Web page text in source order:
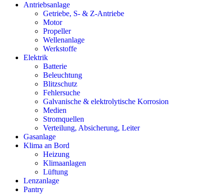
Antriebsanlage
Getriebe, S- & Z-Antriebe
Motor
Propeller
Wellenanlage
Werkstoffe
Elektrik
Batterie
Beleuchtung
Blitzschutz
Fehlersuche
Galvanische & elektrolytische Korrosion
Medien
Stromquellen
Verteilung, Absicherung, Leiter
Gasanlage
Klima an Bord
Heizung
Klimaanlagen
Lüftung
Lenzanlage
Pantry